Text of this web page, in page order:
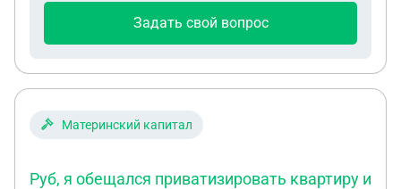
часов. Но теперь я хочу вернуться на свою
Задать свой вопрос
Материнский капитал
Руб, я обещался приватизировать квартиру и